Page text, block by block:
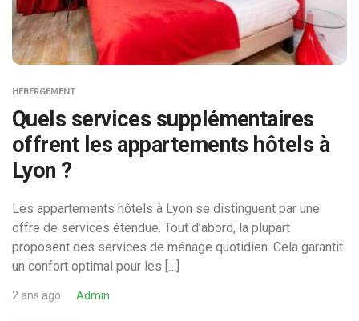
HEBERGEMENT
Quels services supplémentaires
offrent les appartements hôtels à
Lyon ?
Les appartements hôtels à Lyon se distinguent par une
offre de services étendue. Tout d’abord, la plupart
proposent des services de ménage quotidien. Cela garantit
un confort optimal pour les […]
2 ans ago Admin